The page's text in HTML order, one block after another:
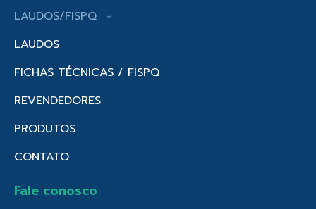
LAUDOS/FISPQ
LAUDOS
FICHAS TÉCNICAS / FISPQ
REVENDEDORES
PRODUTOS
CONTATO
Fale conosco